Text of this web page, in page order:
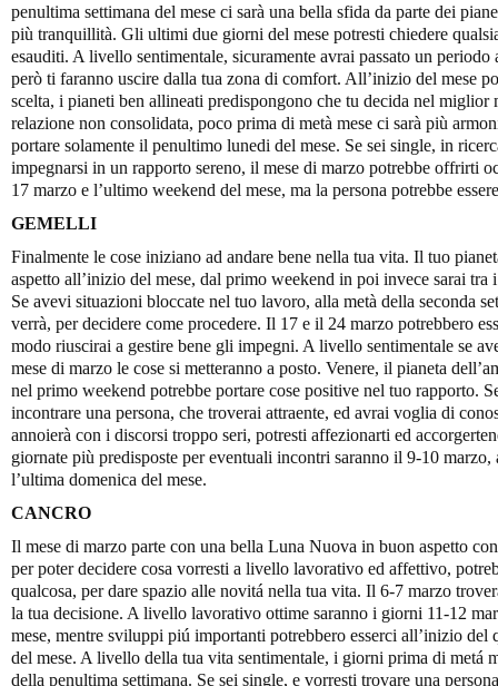
penultima settimana del mese ci sarà una bella sfida da parte dei
più tranquillità. Gli ultimi due giorni del mese potresti chiedere
esauditi. A livello sentimentale, sicuramente avrai passato un periodo
però ti faranno uscire dalla tua zona di comfort. All’inizio del mese
scelta, i pianeti ben allineati predispongono che tu decida nel miglior
relazione non consolidata, poco prima di metà mese ci sarà più
portare solamente il penultimo lunedi del mese. Se sei single, in
impegnarsi in un rapporto sereno, il mese di marzo potrebbe offrirti
17 marzo e l’ultimo weekend del mese, ma la persona potrebbe
GEMELLI
Finalmente le cose iniziano ad andare bene nella tua vita. Il tuo
aspetto all’inizio del mese, dal primo weekend in poi invece sarai
Se avevi situazioni bloccate nel tuo lavoro, alla metà della seconda
verrà, per decidere come procedere. Il 17 e il 24 marzo potrebbero
modo riuscirai a gestire bene gli impegni. A livello sentimentale se
mese di marzo le cose si metteranno a posto. Venere, il pianeta
nel primo weekend potrebbe portare cose positive nel tuo rapporto.
incontrare una persona, che troverai attraente, ed avrai voglia di
annoierà con i discorsi troppo seri, potresti affezionarti ed
giornate più predisposte per eventuali incontri saranno il 9-10 marzo,
l’ultima domenica del mese.
CANCRO
Il mese di marzo parte con una bella Luna Nuova in buon aspetto
per poter decidere cosa vorresti a livello lavorativo ed affettivo,
qualcosa, per dare spazio alle novitá nella tua vita. Il 6-7 marzo
la tua decisione. A livello lavorativo ottime saranno i giorni 11-12
mese, mentre sviluppi piú importanti potrebbero esserci all’inizio
del mese. A livello della tua vita sentimentale, i giorni prima di metá
della penultima settimana. Se sei single, e vorresti trovare una